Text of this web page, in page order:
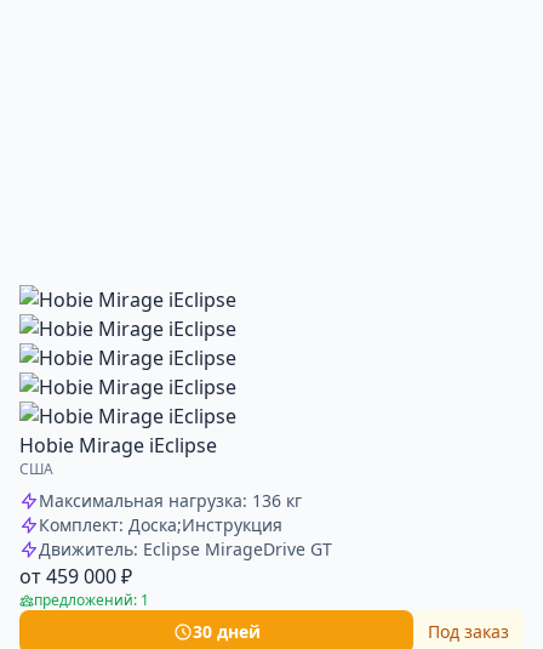
Hobie Mirage iEclipse
США
Максимальная нагрузка: 136 кг
Комплект: Доска;Инструкция
Движитель: Eclipse MirageDrive GT
от 459 000 ₽
предложений: 1
30 дней Под заказ